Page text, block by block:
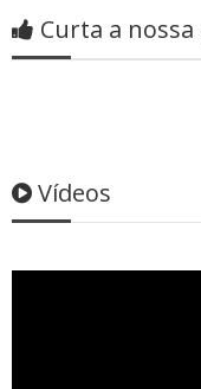
Curta a
Vídeos